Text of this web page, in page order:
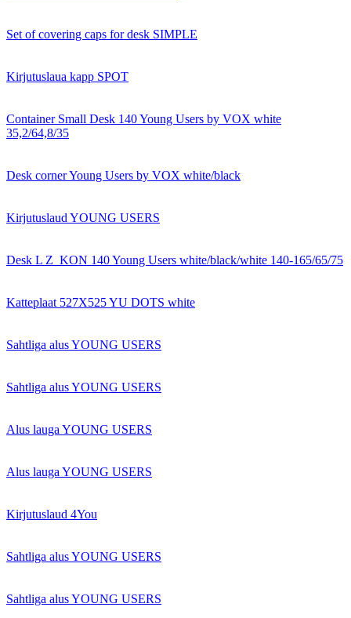
Set of covering caps for desk SIMPLE
Kirjutuslaua kapp SPOT
Container Small Desk 140 Young Users by VOX white
35,2/64,8/35
Desk corner Young Users by VOX white/black
Kirjutuslaud YOUNG USERS
Desk L Z_KON 140 Young Users white/black/white 140-165/65/75
Katteplaat 527X525 YU DOTS white
Sahtliga alus YOUNG USERS
Sahtliga alus YOUNG USERS
Alus lauga YOUNG USERS
Alus lauga YOUNG USERS
Kirjutuslaud 4You
Sahtliga alus YOUNG USERS
Sahtliga alus YOUNG USERS